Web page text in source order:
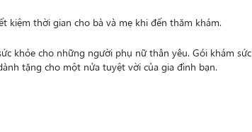
kiệm thời gian cho bà và mẹ khi đến thăm khám.
khỏe cho những người phụ nữ thân yêu. Gói khám sức
tặng cho một nửa tuyệt vời của gia đình bạn.